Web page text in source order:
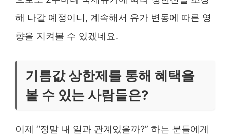
해 나갈 예정이니, 계속해서 유가 변동에 따른 영
향을 지켜볼 수 있겠네요.
기름값 상한제를 통해 혜택을
볼 수 있는 사람들은?
이제 “정말 내 일과 관계있을까?” 하는 분들에게